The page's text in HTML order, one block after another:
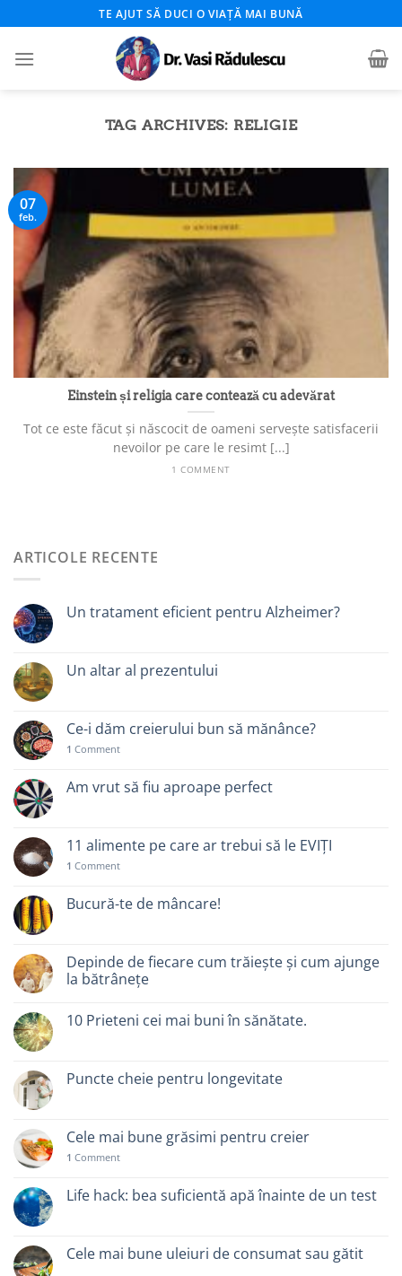
to
content
TE AJUT SĂ DUCI O VIAȚĂ MAI BUNĂ
TAG ARCHIVES: RELIGIE
Einstein și religia care contează cu adevărat
Tot ce este făcut și născocit de oameni servește satisfacerii
nevoilor pe care le resimt [...]
1 COMMENT
07
feb.
ARTICOLE RECENTE
Un tratament eficient pentru Alzheimer?
Un altar al prezentului
Ce-i dăm creierului bun să mănânce?
1 Comment
Am vrut să fiu aproape perfect
11 alimente pe care ar trebui să le EVIȚI
1 Comment
Bucură-te de mâncare!
Depinde de fiecare cum trăiește și cum ajunge
la bătrânețe
10 Prieteni cei mai buni în sănătate.
Puncte cheie pentru longevitate
Cele mai bune grăsimi pentru creier
1 Comment
Life hack: bea suficientă apă înainte de un test
Cele mai bune uleiuri de consumat sau gătit